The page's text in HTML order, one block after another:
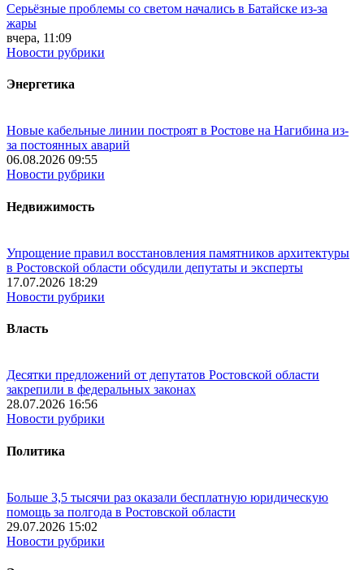
Серьёзные проблемы со светом начались в Батайске из-за
жары
вчера, 11:09
Новости рубрики
Энергетика
Новые кабельные линии построят в Ростове на Нагибина из-
за постоянных аварий
06.08.2026 09:55
Новости рубрики
Недвижимость
Упрощение правил восстановления памятников архитектуры
в Ростовской области обсудили депутаты и эксперты
17.07.2026 18:29
Новости рубрики
Власть
Десятки предложений от депутатов Ростовской области
закрепили в федеральных законах
28.07.2026 16:56
Новости рубрики
Политика
Больше 3,5 тысячи раз оказали бесплатную юридическую
помощь за полгода в Ростовской области
29.07.2026 15:02
Новости рубрики